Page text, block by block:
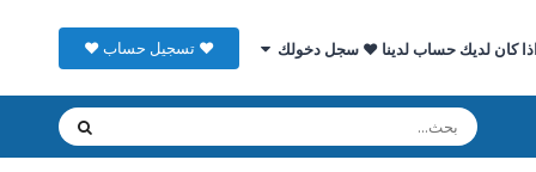
اذا كان لديك حساب لدينا ♥ سجل دخولك ♥ تسجيل حساب ♥